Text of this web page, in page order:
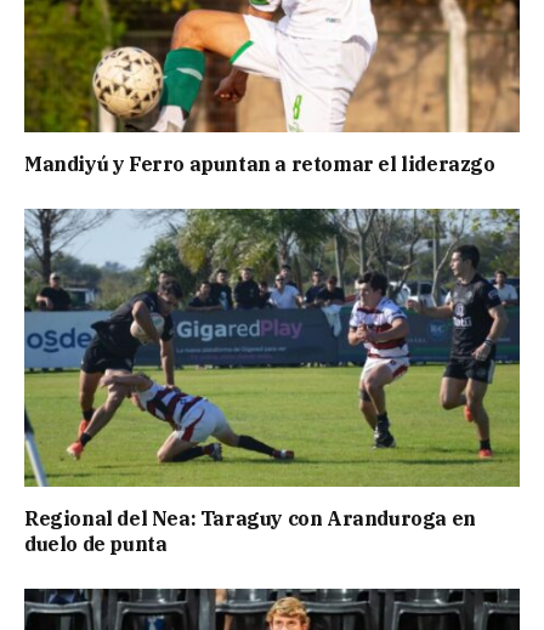
Mandiyú y Ferro apuntan a retomar el liderazgo
Regional del Nea: Taraguy con Aranduroga en
duelo de punta